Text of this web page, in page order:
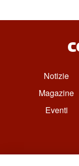
Notizie
Magazine
Eventi